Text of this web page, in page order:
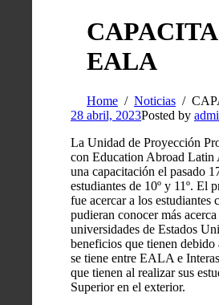
EALA
Home Noticias
28 abril, 2023Posted by
La Unidad de Proyección
con Education Abroad
una capacitación el pasado
estudiantes de 10º y 11º. El
fue acercar a los
pudieran conocer más
universidades de Estados
beneficios que tienen debido
se tiene entre EALA e
que tienen al realizar sus
Superior en el exterior.